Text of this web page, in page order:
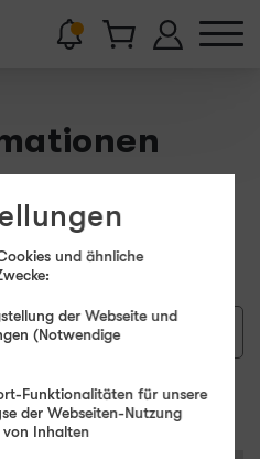
und
und ähnliche
der Webseite und
(Notwendige
Funktionalitäten für unsere
der Webseiten-Nutzung
von Inhalten